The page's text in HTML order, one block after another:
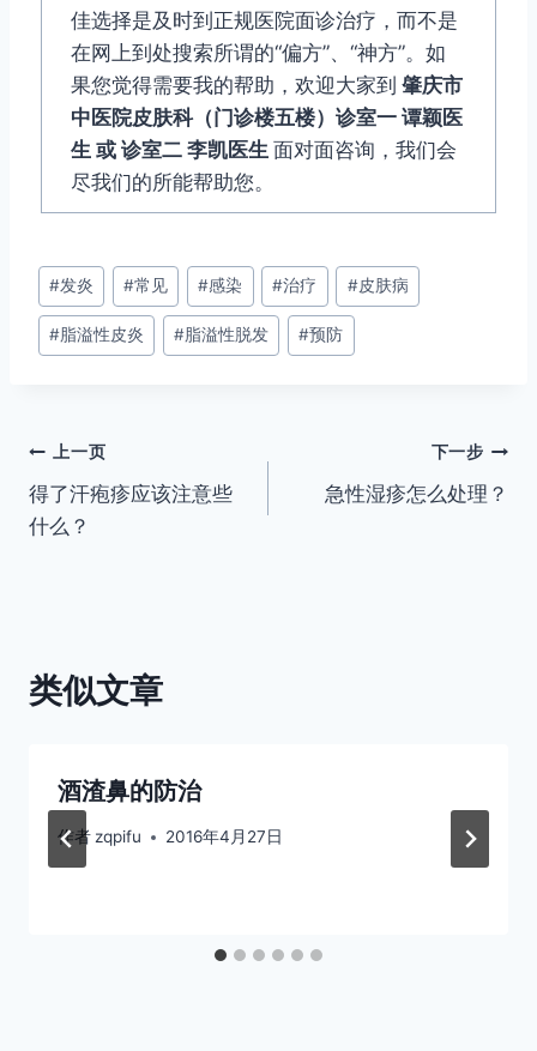
佳选择是及时到正规医院面诊治疗，而不是
在网上到处搜索所谓的“偏方”、“神方”。如
果您觉得需要我的帮助，欢迎大家到 肇庆市
中医院皮肤科（门诊楼五楼）诊室一 谭颖医
生 或 诊室二 李凯医生面对面咨询，我们会
尽我们的所能帮助您。
文
章
标
#发炎 #常见 #感染 #治疗 #皮肤病
#脂溢性皮炎 #脂溢性脱发 #预防
文
章
上一页
得了汗疱疹应该注意些
什么？
下一步
急性湿疹怎么处理？
类似文章
酒渣鼻的防治
作者 zqpifu 2016年4月27日